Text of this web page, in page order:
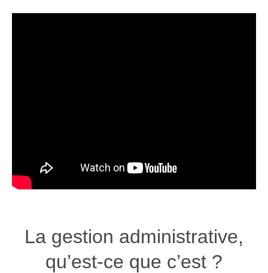
La gestion administrative,
qu’est-ce que c’est ?